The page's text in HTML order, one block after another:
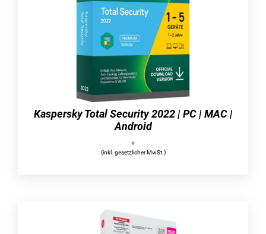
Ihnen als Benutzer wird durch die Integration
des vertrauten und bekannten Startmenüs von
Windows 7 auf Ihrem Computer sowohl ein
höherer Bedienungskomfort als auch eine
vertraute Optik geboten. Auf diese Weise sparen
Sie sich eine umfangreiche und zeitaufwändige
Umstellung, während Sie dennoch von den
Funktionen und Vorteilen des aktuellen
Betriebssystems Windows 10 profitieren
können. Darüber hinaus wird Ihnen dadurch die
Möglichkeit geboten,
Weitere Artikel von Stardock Corporation
Kaspersky Total Security 2022 | PC | MAC |
Android
*
(inkl. gesetzlicher MwSt.)